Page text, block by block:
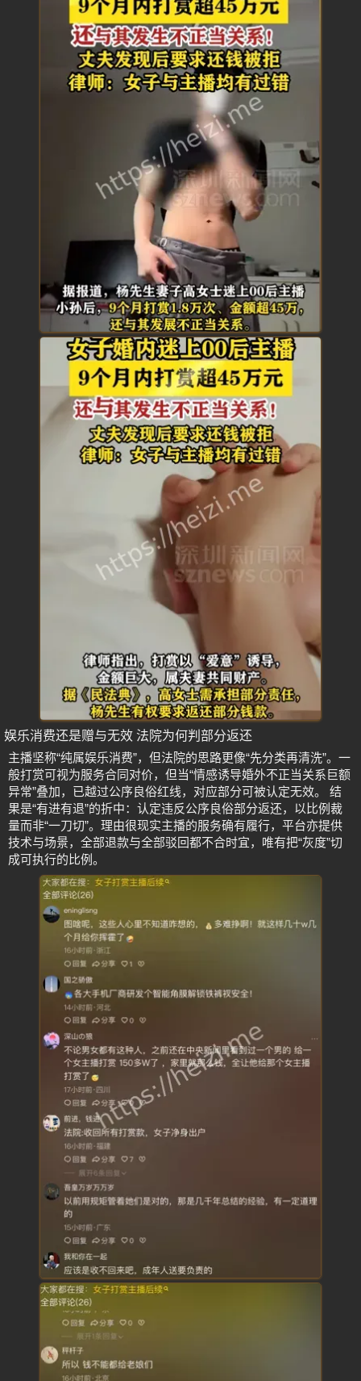
娱乐消费还是赠与无效 法院为何判部分返还
主播坚称“纯属娱乐消费”，但法院的思路更像“先分类再清洗”。一
般打赏可视为服务合同对价，但当“情感诱导婚外不正当关系巨额
异常”叠加，已越过公序良俗红线，对应部分可被认定无效。 结
果是“有进有退”的折中：认定违反公序良俗部分返还，以比例裁
量而非“一刀切”。理由很现实主播的服务确有履行，平台亦提供
技术与场景，全部退款与全部驳回都不合时宜，唯有把“灰度”切
成可执行的比例。